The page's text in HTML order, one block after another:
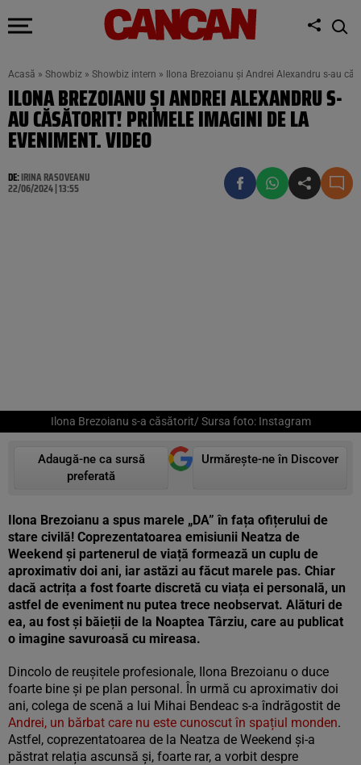
Acasă » Showbiz » Showbiz intern » Ilona Brezoianu și Andrei Alexandru s-au
ILONA BREZOIANU ȘI ANDREI ALEXANDRU S-
AU CĂSĂTORIT! PRIMELE IMAGINI DE LA
EVENIMENT. VIDEO
DE:IRINA RASOVEANU
22/06/2024 | 13:55
Ilona Brezoianu s-a căsătorit/ Sursa foto: Instagram
Adaugă-ne ca sursă
preferată
Urmărește-ne în Discover
Ilona Brezoianu a spus marele „DA” în fața ofițerului de
stare civilă! Coprezentatoarea emisiunii Neatza de
Weekend și partenerul de viață formează un cuplu de
aproximativ doi ani, iar astăzi au făcut marele pas. Chiar
dacă actrița a fost foarte discretă cu viața ei personală, un
astfel de eveniment nu putea trece neobservat. Alături de
ea, au fost și băieții de la Noaptea Târziu, care au publicat
o imagine savuroasă cu mireasa.
Dincolo de reușitele profesionale, Ilona Brezoianu o duce
foarte bine și pe plan personal. În urmă cu aproximativ doi
ani, colega de scenă a lui Mihai Bendeac s-a îndrăgostit de
Andrei, un bărbat care nu este cunoscut în spațiul monden.
Astfel, coprezentatoarea de la Neatza de Weekend și-a
păstrat relația ascunsă și, foarte rar, a vorbit despre